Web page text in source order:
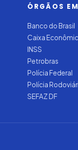
ÓRGÃOS
Banco do Brasil
Caixa
INSS
Petrobras
Polícia Federal
Polícia
SEFAZ DF